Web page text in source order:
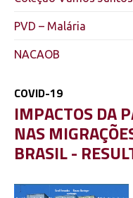
PVD – Malária
NACAOB
COVID-19
IMPACTOS DA
NAS
BRASIL -